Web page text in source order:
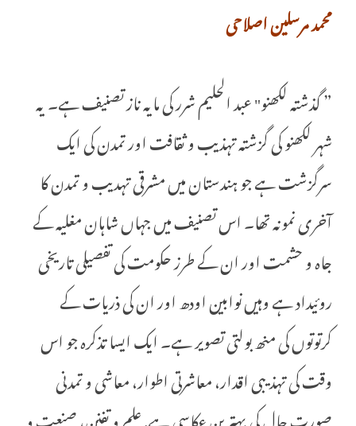
محمد مرسلین اصلاحی
” گذشتہ لکھنو" عبد الحلیم شرر کی مایہ ناز تصنیف ہے۔ یہ
شہر لکھنو کی گزشتہ تہذیب و ثقافت اور تمدن کی ایک
سرگزشت ہے جو ہندستان میں مشرقی تہدیب و تمدن کا
آخری نمونہ تھا۔ اس تصنیف میں جہاں شاہان مغلیہ کے
جاہ و حشمت اور ان کے طرز حکومت کی تفصیلی تاریخی
روئیداد ہے وہیں نوابین اودھ اور ان کی ذریات کے
کرتوتوں کی منھ بولتی تصویر ہے۔ ایک ایسا تذکرہ جو اس
وقت کی تہذیبی اقدار، معاشرتی اطوار، معاشی و تمدنی